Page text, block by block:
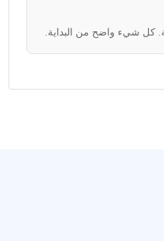
كل شيء واضح من البداية.